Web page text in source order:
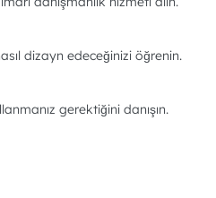
dizayn edeceğinizi öğrenin.
gerektiğini danışın.